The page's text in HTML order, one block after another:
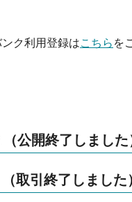
ク利用登録はこちら を
公開終了しました
取引終了しました）